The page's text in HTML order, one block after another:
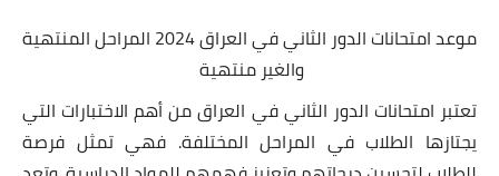
موعد امتحانات الدور الثاني في العراق 2024 المراحل المنتهية
والغير منتهية
تعتبر امتحانات الدور الثاني في العراق من أهم الاختبارات التي
يجتازها الطلاب في المراحل المختلفة. فهي تمثل فرصة